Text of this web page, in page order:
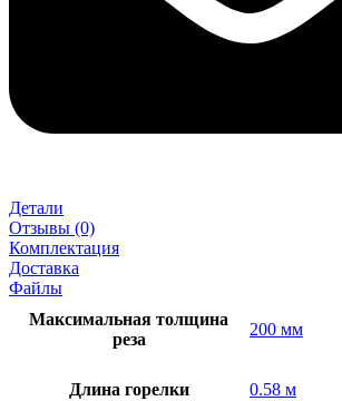
Детали
Отзывы (0)
Комплектация
Доставка
Файлы
Максимальная толщина
реза
200 мм
Длина горелки 0.58 м